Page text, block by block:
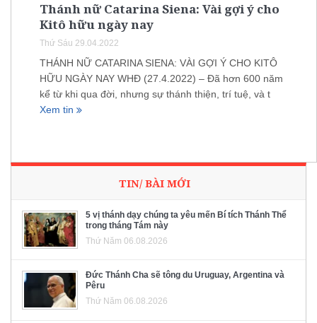
Thánh nữ Catarina Siena: Vài gợi ý cho
Kitô hữu ngày nay
Thứ Sáu 29.04.2022
THÁNH NỮ CATARINA SIENA: VÀI GỢI Ý CHO KITÔ
HỮU NGÀY NAY WHĐ (27.4.2022) – Đã hơn 600 năm
kể từ khi qua đời, nhưng sự thánh thiện, trí tuệ, và t
Xem tin
TIN/ BÀI MỚI
5 vị thánh dạy chúng ta yêu mến Bí tích Thánh Thể
trong tháng Tám này
Thứ Năm 06.08.2026
Đức Thánh Cha sẽ tông du Uruguay, Argentina và
Pêru
Thứ Năm 06.08.2026